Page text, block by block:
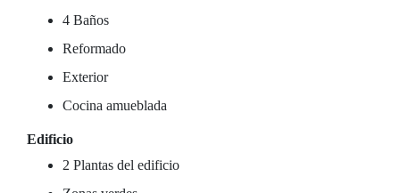
4 Baños
Reformado
Exterior
Cocina amueblada
Edificio
2 Plantas del edificio